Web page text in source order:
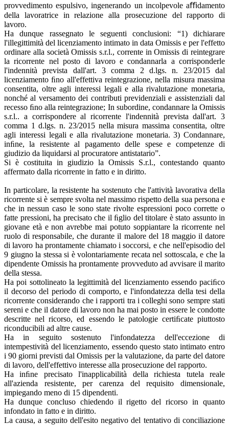
provvedimento espulsivo, ingenerando un incolpevole aﬃdamento
della lavoratrice in relazione alla prosecuzione del rapporto di
lavoro.
Ha dunque rassegnato le seguenti conclusioni: “1) dichiarare
l'illegittimità del licenziamento intimato in data Omissis e per l'effetto
ordinare alla società Omissis s.r.l., corrente in Omissis di reintegrare
la ricorrente nel posto di lavoro e condannarla a corrisponderle
l'indennità prevista dall'art. 3 comma 2 d.lgs. n. 23/2015 dal
licenziamento ﬁno all'effettiva reintegrazione, nella misura massima
consentita, oltre agli interessi legali e alla rivalutazione monetaria,
nonché al versamento dei contributi previdenziali e assistenziali dal
recesso ﬁno alla reintegrazione; In subordine, condannare la Omissis
s.r.l.. a corrispondere al ricorrente l'indennità prevista dall'art. 3
comma 1 d.lgs. n. 23/2015 nella misura massima consentita, oltre
agli interessi legali e alla rivalutazione monetaria. 3) Condannare,
inﬁne, la resistente al pagamento delle spese e competenze di
giudizio da liquidarsi al procuratore antistatario”.
Si è costituita in giudizio la Omissis S.r.l., contestando quanto
affermato dalla ricorrente in fatto e in diritto.
In particolare, la resistente ha sostenuto che l'attività lavorativa della
ricorrente si è sempre svolta nel massimo rispetto della sua persona e
che in nessun caso le sono state rivolte espressioni poco corrette o
fatte pressioni, ha precisato che il ﬁglio del titolare è stato assunto in
giovane età e non avrebbe mai potuto soppiantare la ricorrente nel
ruolo di responsabile, che durante il malore del 18 maggio il datore
di lavoro ha prontamente chiamato i soccorsi, e che nell'episodio del
9 giugno la stessa si è volontariamente recata nel sottoscala, e che la
dipendente Omissis ha prontamente provveduto ad avvisare il marito
della stessa.
Ha poi sottolineato la legittimità del licenziamento essendo paciﬁco
il decorso del periodo di comporto, e l'infondatezza della tesi della
ricorrente considerando che i rapporti tra i colleghi sono sempre stati
sereni e che il datore di lavoro non ha mai posto in essere le condotte
descritte nel ricorso, ed essendo le patologie certiﬁcate piuttosto
riconducibili ad altre cause.
Ha in seguito sostenuto l'infondatezza dell'eccezione di
intempestività del licenziamento, essendo questo stato intimato entro
i 90 giorni previsti dal Omissis per la valutazione, da parte del datore
di lavoro, dell'effettivo interesse alla prosecuzione del rapporto.
Ha inﬁne precisato l'inapplicabilità della richiesta tutela reale
all'azienda resistente, per carenza del requisito dimensionale,
impiegando meno di 15 dipendenti.
Ha dunque concluso chiedendo il rigetto del ricorso in quanto
infondato in fatto e in diritto.
La causa, a seguito dell'esito negativo del tentativo di conciliazione